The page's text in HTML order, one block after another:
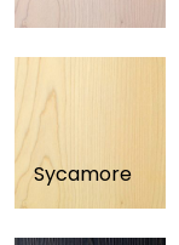
Sycamore